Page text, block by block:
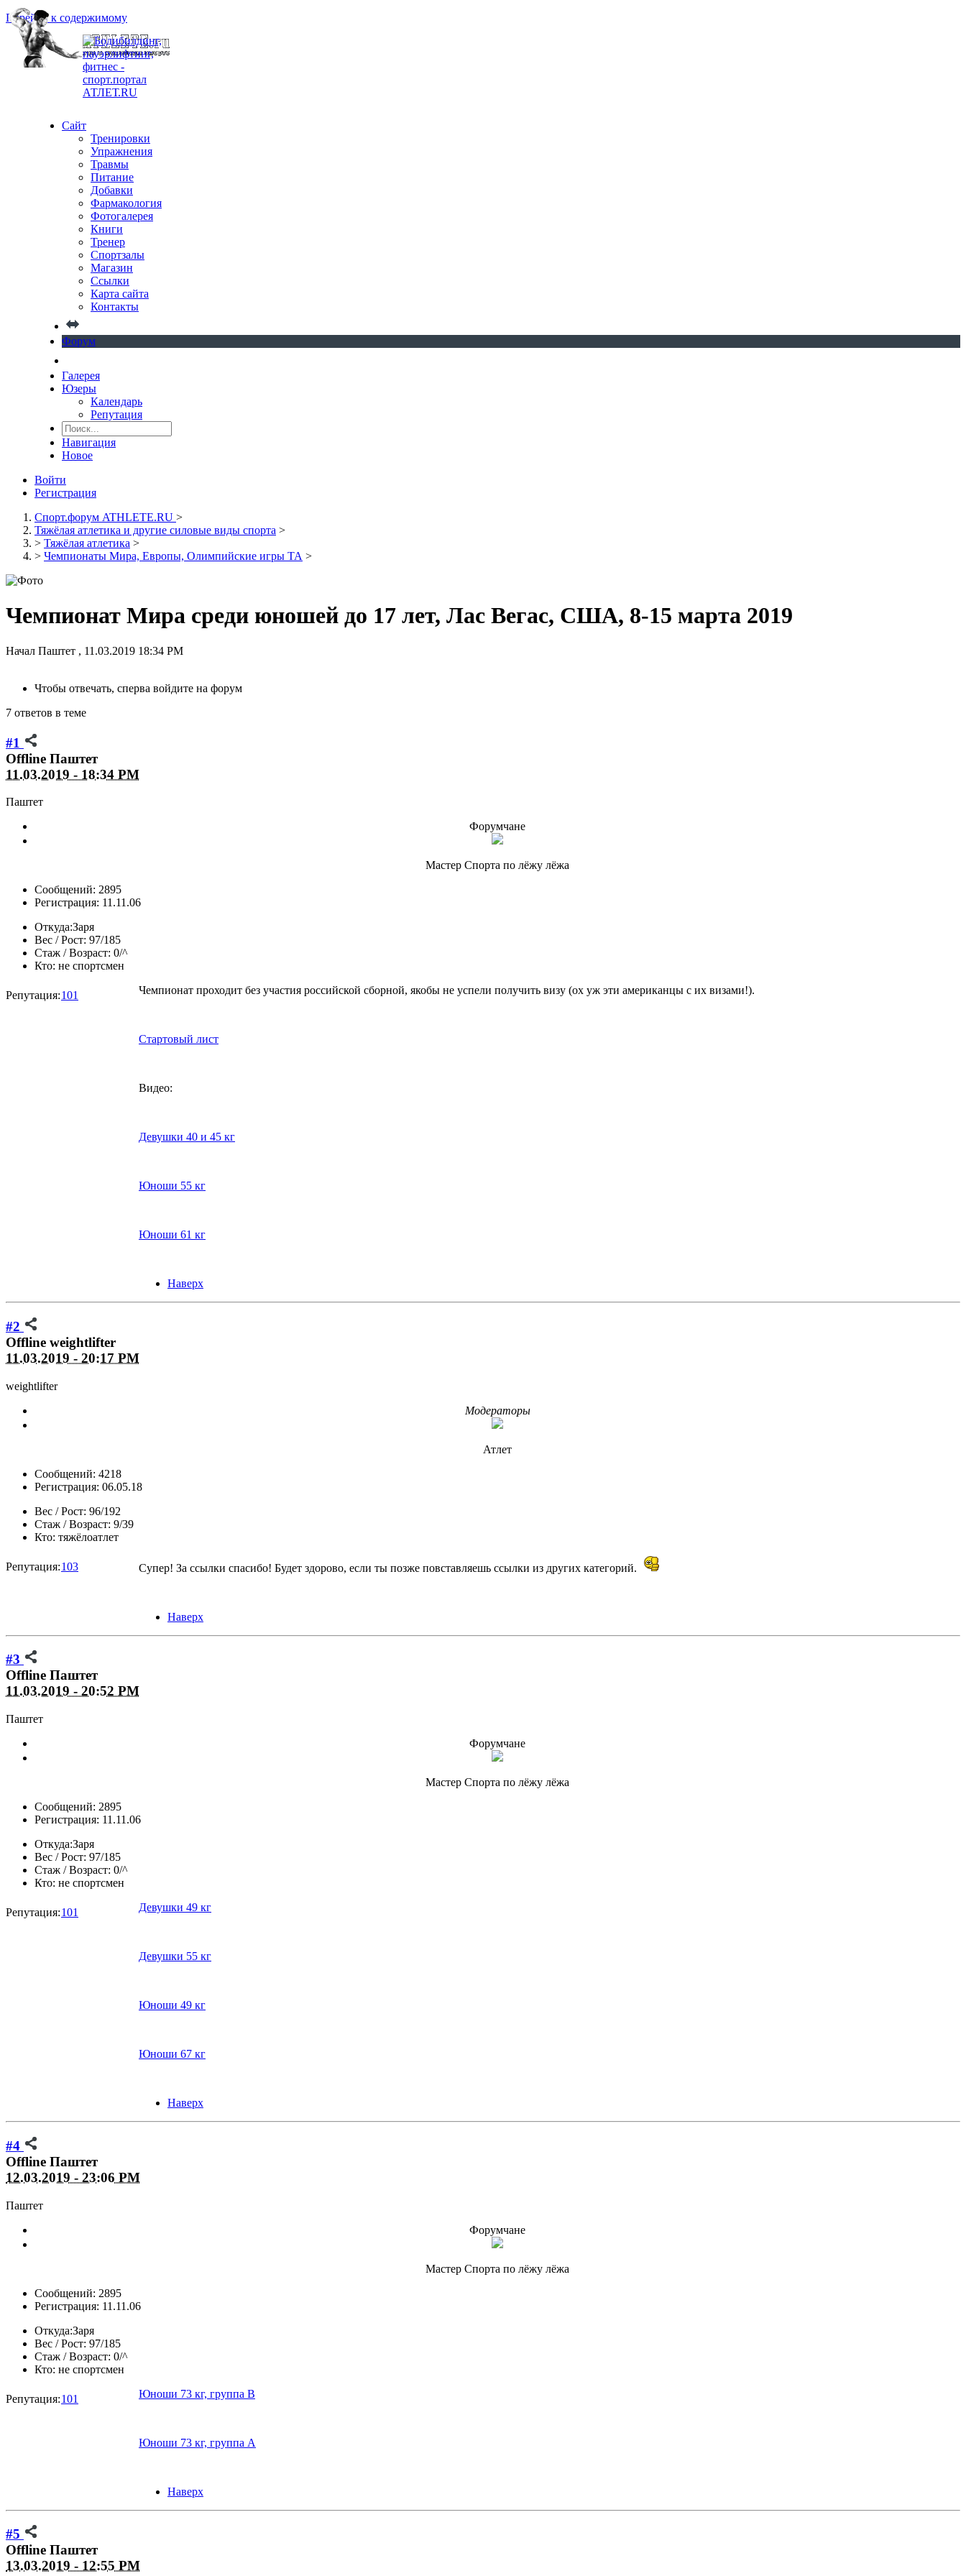
Перейти к содержимому
Сайт
Тренировки
Упражнения
Травмы
Питание
Добавки
Фармакология
Фотогалерея
Книги
Тренер
Спортзалы
Магазин
Ссылки
Карта сайта
Контакты
Форум
Галерея
Юзеры
Календарь
Репутация
Навигация
Новое
Войти
Регистрация
Спорт.форум ATHLETE.RU >
Тяжёлая атлетика и другие силовые виды спорта >
> Тяжёлая атлетика >
> Чемпионаты Мира, Европы, Олимпийские игры ТА >
Чемпионат Мира среди юношей до 17 лет, Лас Вегас, США, 8-15 марта 2019
Начал Паштет , 11.03.2019 18:34 PM
Чтобы отвечать, сперва войдите на форум
7 ответов в теме
#1
Offline Паштет
11.03.2019 - 18:34 PM
Паштет
Форумчане
Мастер Спорта по лёжу лёжа
Сообщений: 2895
Регистрация: 11.11.06
Откуда:Заря
Вес / Рост: 97/185
Стаж / Возраст: 0/^
Кто: не спортсмен
Репутация:101 Чемпионат проходит без участия российской сборной, якобы не успели получить визу (ох уж эти американцы с их визами!).
Стартовый лист
Видео:
Девушки 40 и 45 кг
Юноши 55 кг
Юноши 61 кг
Наверх
#2
Offline weightlifter
11.03.2019 - 20:17 PM
weightlifter
Модераторы
Атлет
Сообщений: 4218
Регистрация: 06.05.18
Вес / Рост: 96/192
Стаж / Возраст: 9/39
Кто: тяжёлоатлет
Репутация:103 Супер! За ссылки спасибо! Будет здорово, если ты позже повставляешь ссылки из других категорий.
Наверх
#3
Offline Паштет
11.03.2019 - 20:52 PM
Паштет
Форумчане
Мастер Спорта по лёжу лёжа
Сообщений: 2895
Регистрация: 11.11.06
Откуда:Заря
Вес / Рост: 97/185
Стаж / Возраст: 0/^
Кто: не спортсмен
Репутация:101 Девушки 49 кг
Девушки 55 кг
Юноши 49 кг
Юноши 67 кг
Наверх
#4
Offline Паштет
12.03.2019 - 23:06 PM
Паштет
Форумчане
Мастер Спорта по лёжу лёжа
Сообщений: 2895
Регистрация: 11.11.06
Откуда:Заря
Вес / Рост: 97/185
Стаж / Возраст: 0/^
Кто: не спортсмен
Репутация:101 Юноши 73 кг, группа В
Юноши 73 кг, группа А
Наверх
#5
Offline Паштет
13.03.2019 - 12:55 PM